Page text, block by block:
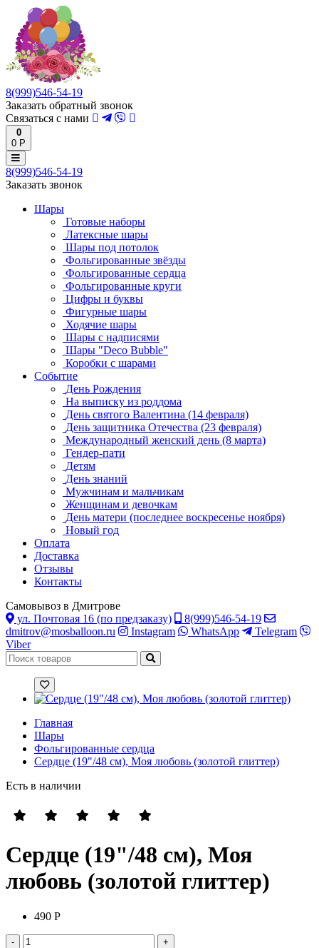
8(999)546-54-19
Заказать обратный звонок
Связаться с нами
0
0 Р
8(999)546-54-19
Заказать звонок
Шары
Готовые наборы
Латексные шары
Шары под потолок
Фольгированные звёзды
Фольгированные сердца
Фольгированные круги
Цифры и буквы
Фигурные шары
Ходячие шары
Шары с надписями
Шары "Deco Bubble"
Коробки с шарами
Событие
День Рождения
На выписку из роддома
День святого Валентина (14 февраля)
День защитника Отечества (23 февраля)
Международный женский день (8 марта)
Гендер-пати
Детям
День знаний
Мужчинам и мальчикам
Женщинам и девочкам
День матери (последнее воскресенье ноября)
Новый год
Оплата
Доставка
Отзывы
Контакты
Самовывоз в Дмитрове
ул. Почтовая 16 (по предзаказу)
8(999)546-54-19
dmitrov@mosballoon.ru
Instagram WhatsApp
Telegram
Viber
Главная
Шары
Фольгированные сердца
Сердце (19"/48 см), Моя любовь (золотой глиттер)
Есть в наличии
Сердце (19"/48 см), Моя
любовь (золотой глиттер)
490 Р